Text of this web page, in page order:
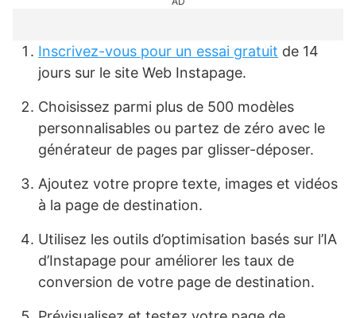
Inscrivez-vous pour un essai gratuit de 14
jours sur le site Web Instapage.
Choisissez parmi plus de 500 modèles
personnalisables ou partez de zéro avec le
générateur de pages par glisser-déposer.
Ajoutez votre propre texte, images et vidéos
à la page de destination.
Utilisez les outils d’optimisation basés sur l’IA
d’Instapage pour améliorer les taux de
conversion de votre page de destination.